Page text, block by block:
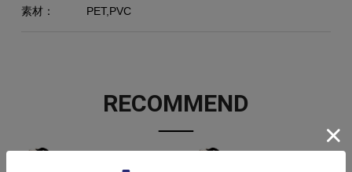
素材： PET,PVC
RECOMMEND